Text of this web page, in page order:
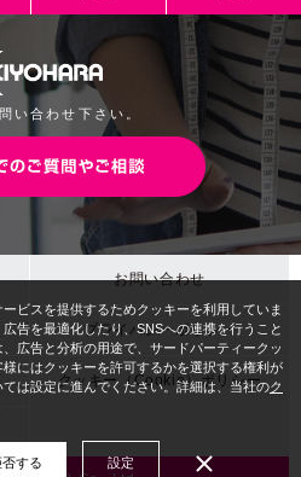
い合わせ下さい。
お問い合わせ
プライバシーポリシー
クッキー（Cookie）ポリシー